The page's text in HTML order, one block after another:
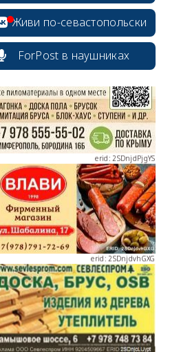
Живи по-севастопольски
ForPost в наушниках
erid: 2SDnjcrDNw6
erid: 2SDnjdPjgYS
erid: 2SDnjdvhGXG
erid: 2SDnjcLUypt